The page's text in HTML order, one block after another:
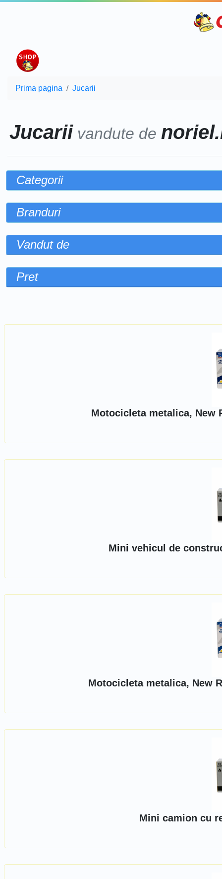
Prima pagina Jucarii
Jucariivandute de
Categorii
Branduri
Vandut de
Pret
Motocicleta metalica, New
Mini vehicul de
Motocicleta metalica, New
Mini camion cu